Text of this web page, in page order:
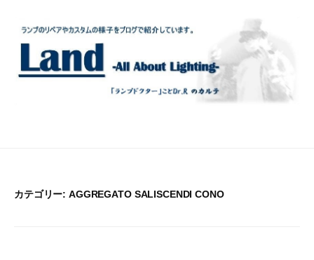
カテゴリー:AGGREGATO SALISCENDI CONO